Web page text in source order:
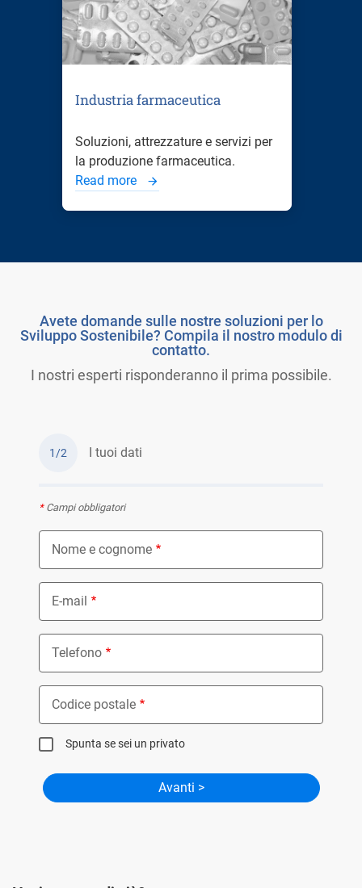
Industria farmaceutica
Soluzioni, attrezzature e servizi per
la produzione farmaceutica.
Read more
Avete domande sulle nostre soluzioni per lo
Sviluppo Sostenibile? Compila il nostro modulo di
contatto.
I nostri esperti risponderanno il prima possibile.
1/2 I tuoi dati
*Campi obbligatori
Nome e cognome
E-mail
Telefono
Codice postale
Spunta se sei un privato